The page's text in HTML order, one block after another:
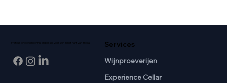
Professionele wijnkennis en passie voor wijn in het hart van Breda. Services
Wijnproeverijen
Experience Cellar